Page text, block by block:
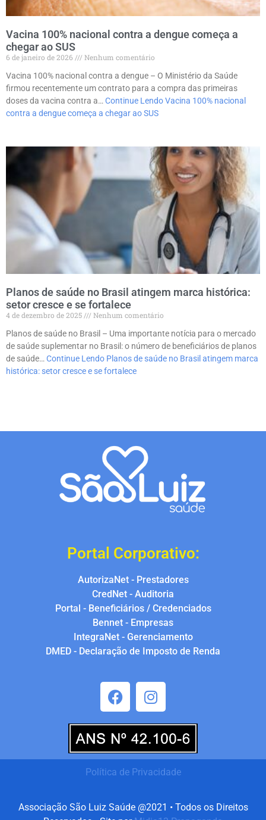
Vacina 100% nacional contra a dengue começa a
chegar ao SUS
6 de janeiro de 2026
Nenhum comentário
Vacina 100% nacional contra a dengue – O Ministério da Saúde
firmou recentemente um contrato para a compra das primeiras
doses da vacina contra a… Continue LendoVacina 100% nacional
contra a dengue começa a chegar ao SUS
Planos de saúde no Brasil atingem marca histórica:
setor cresce e se fortalece
4 de dezembro de 2025
Nenhum comentário
Planos de saúde no Brasil – Uma importante notícia para o mercado
de saúde suplementar no Brasil: o número de beneficiários de planos
de saúde… Continue Lendo Planos de saúde no Brasil atingem marca
histórica: setor cresce e se fortalece
Portal Corporativo:
AutorizaNet - Prestadores
CredNet - Auditoria
Portal - Beneficiários / Credenciados
Bennet - Empresas
IntegraNet - Gerenciamento
DMED - Declaração de Imposto de Renda
Política de Privacidade
Associação São Luiz Saúde @2021 • Todos os Direitos